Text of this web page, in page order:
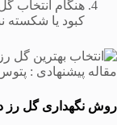
هنگام انتخاب
کبود یا شکسته
مقاله پیشنهادی : پتوس
روش نگهداری گل رز